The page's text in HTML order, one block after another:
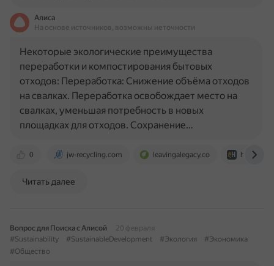
Алиса
На основе источников, возможны неточности
0 jw-recycling.com leavingalegacy.co
Некоторые экологические преимущества
переработки и компостирования бытовых
отходов: Переработка: Снижение объёма отходов
на свалках. Переработка освобождает место на
свалках, уменьшая потребность в новых
площадках для отходов. Сохранение…
Читать далее
Вопрос для Поиска с Алисой
20 февраля
#Sustainability
#SustainableDevelopment #Экология
#Экономика
#Общество